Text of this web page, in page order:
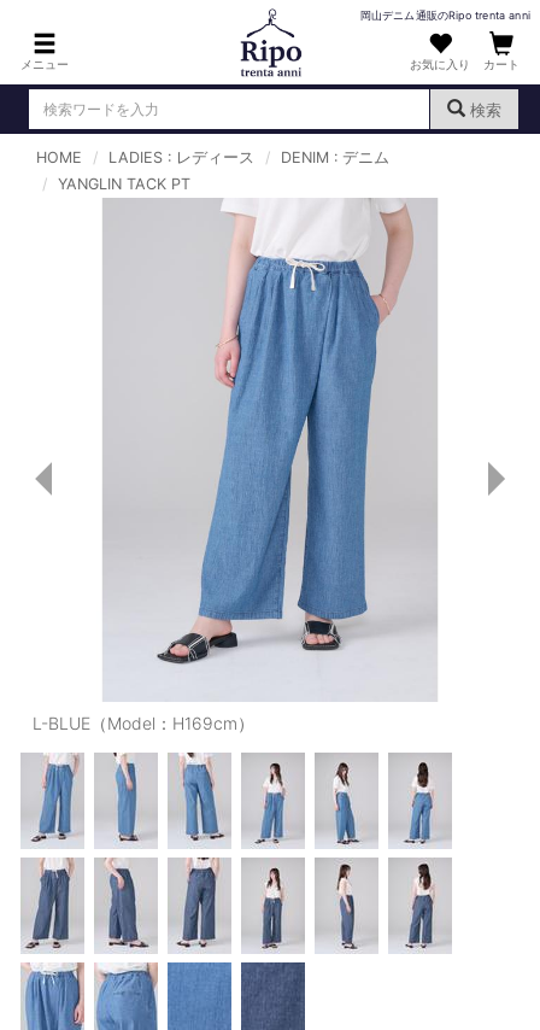
メニュー
岡山デニム通販のRipo trenta anni
お気に入り カート
検索
ログイン （新規会員登録
T-SHIRT : Tシャツ
KNIT : ニット
SHIRT : シャツ
OUTERS : アウター
LADIES : レディース
DENIM : デニム
PANTS/SKIRT : パンツ・スカート
TOPS : トップス
OUTERS : アウター
OUTLET : アウトレット
MENS : メンズ
LADIES : レディース
新規会員登録
HOME LADIES : レディース
DENIM : デニム
YANGLIN TACK PT
L-BLUE（Model：H169cm）